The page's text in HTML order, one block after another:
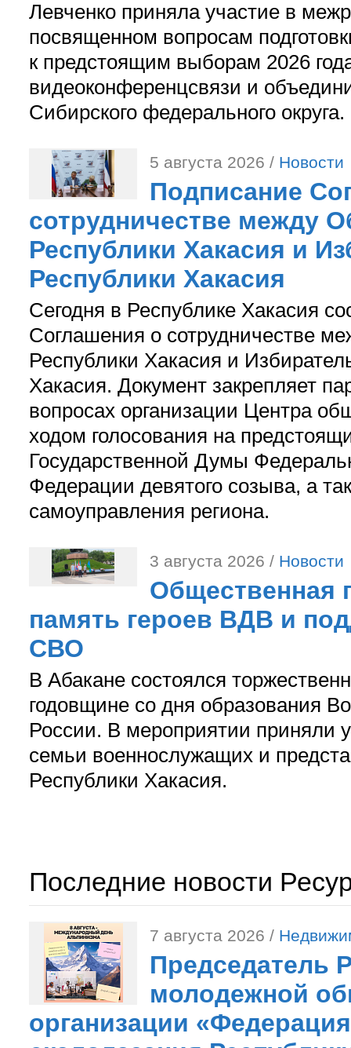
Левченко приняла участие в
посвященном вопросам
к предстоящим выборам 2026
видеоконференцсвязи и
Сибирского федерального округа.
5 августа 2026 / Новости
Подписание
сотрудничестве между
Республики Хакасия и
Республики Хакасия
Сегодня в Республике Хакасия
Соглашения о сотрудничестве
Республики Хакасия и
Хакасия. Документ закрепляет
вопросах организации Центра
ходом голосования на
Государственной Думы
Федерации девятого созыва, а
самоуправления региона.
3 августа 2026 / Новости
Общественная
память героев ВДВ и
СВО
В Абакане состоялся
годовщине со дня образования
России. В мероприятии приняли
семьи военнослужащих и
Республики Хакасия.
Последние новости
7 августа 2026 /
Председатель
молодежной
организации